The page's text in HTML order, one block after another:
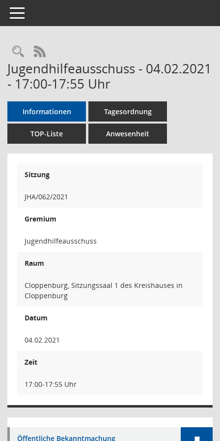
Toggle navigation
Rechercheauswahl
RSS-Feed
Jugendhilfeausschuss - 04.02.2021
- 17:00-17:55 Uhr
Informationen Tagesordnung
TOP-Liste Anwesenheit
Sitzung
JHA/062/2021
Gremium
Jugendhilfeausschuss
Raum
Cloppenburg, Sitzungssaal 1 des Kreishauses in
Cloppenburg
Datum
04.02.2021
Zeit
17:00-17:55 Uhr
Öffentliche Bekanntmachung